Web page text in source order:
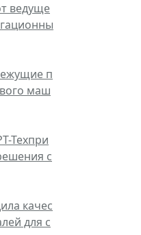
ведуще
п
маш
Техпри
с
качес
для с